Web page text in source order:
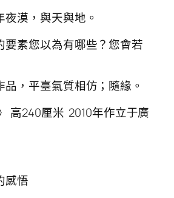
漠，與天與地。
要素您以為有哪些？您會若
，平臺氣質相仿；隨緣。
高240厘米 2010年作立于廣
感悟